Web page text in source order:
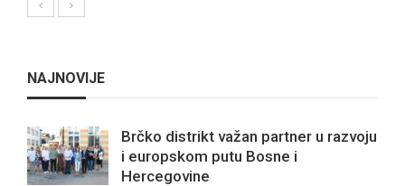
NAJNOVIJE
Brčko distrikt važan partner u razvoju
i europskom putu Bosne i
Hercegovine